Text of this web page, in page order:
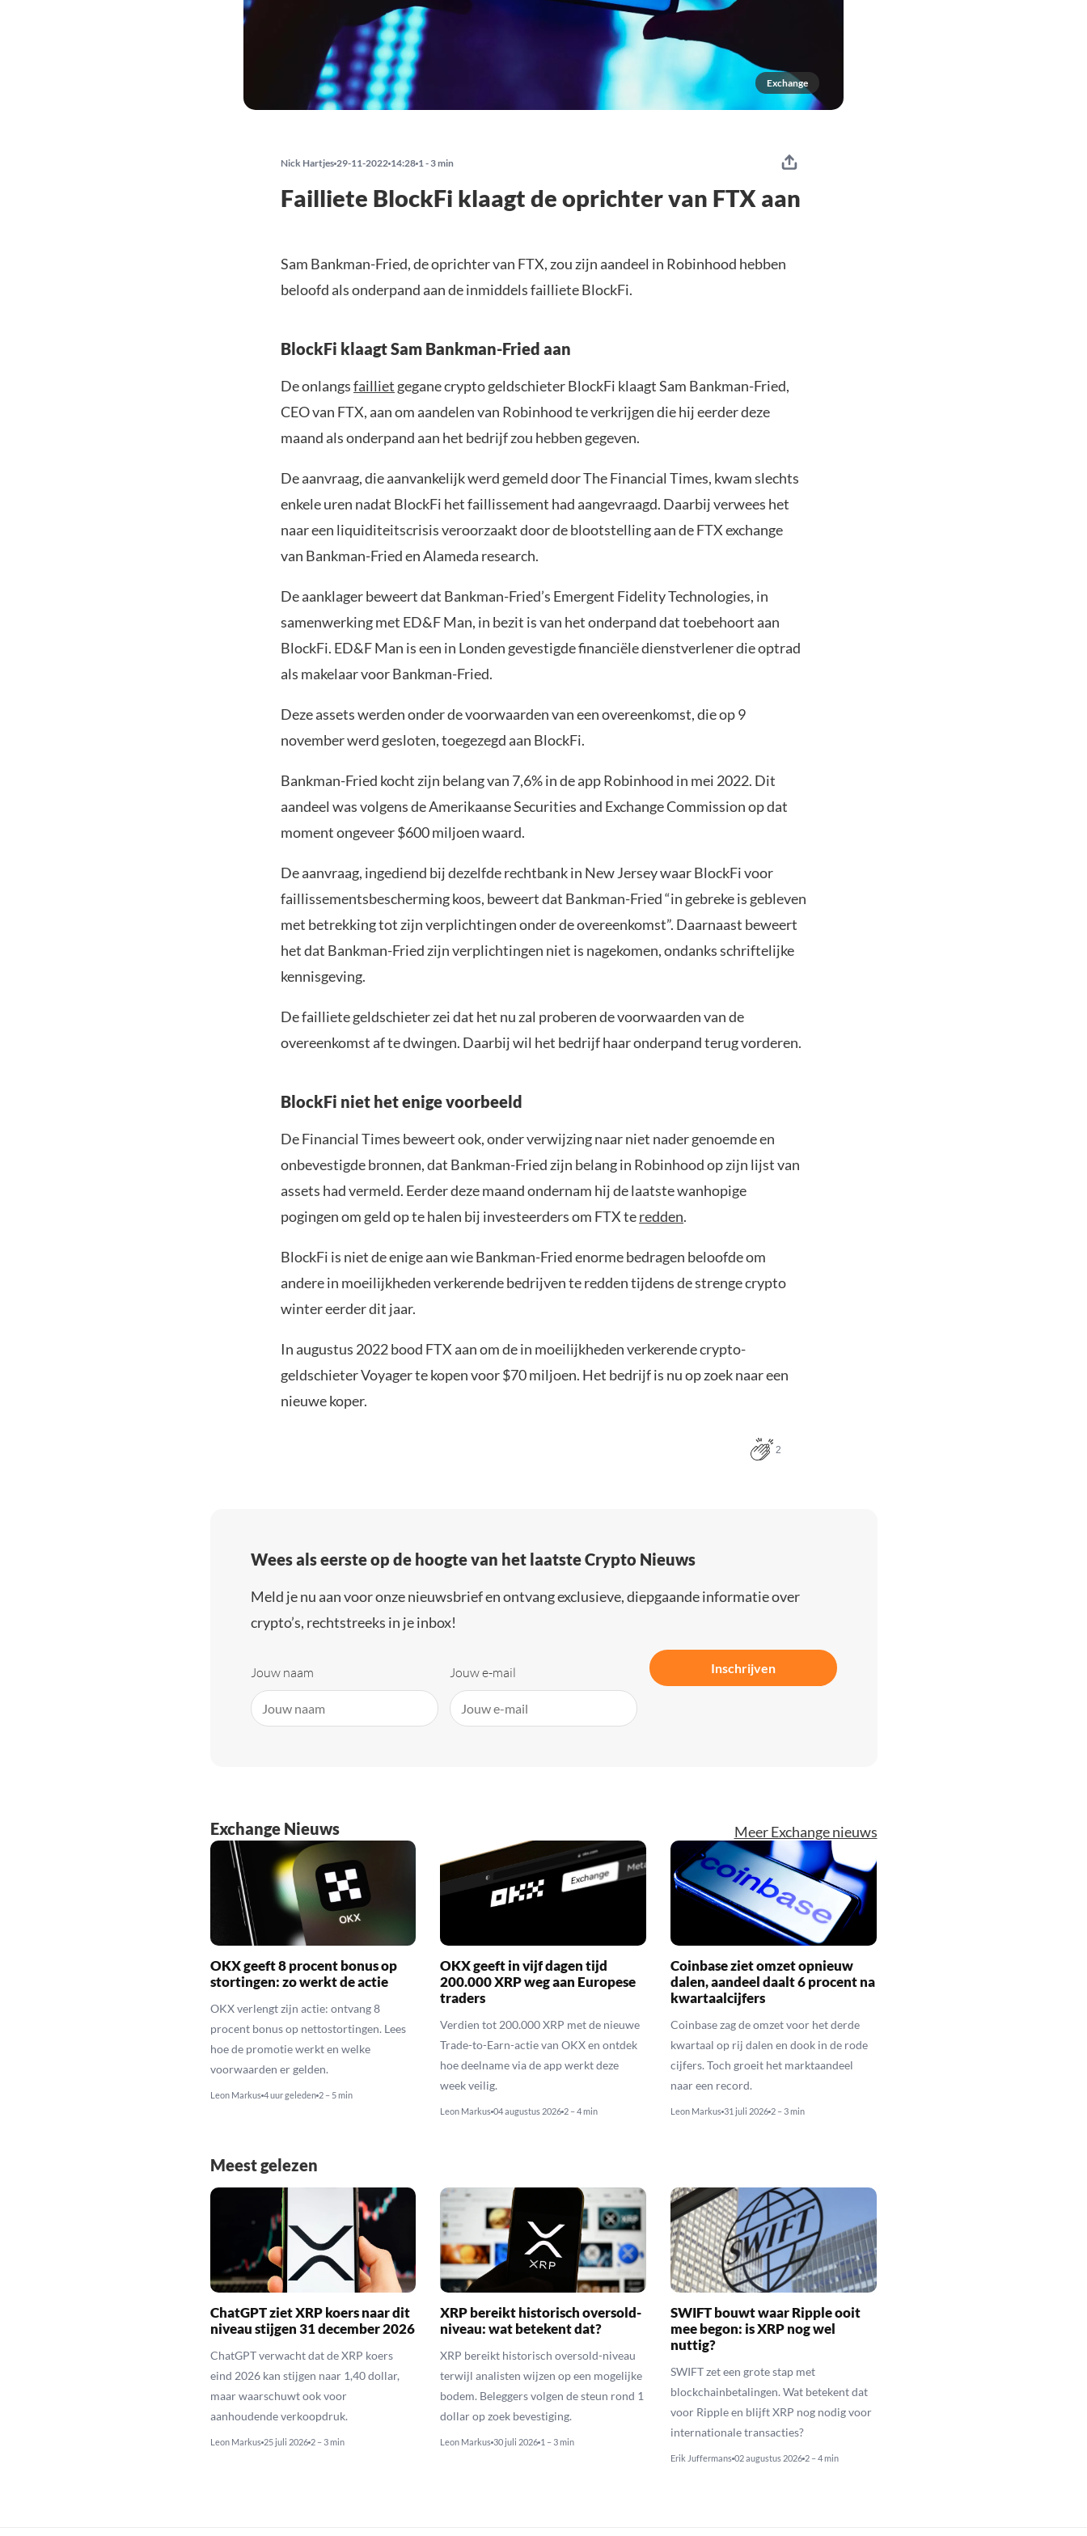
Exchange
Nick Hartjes 29-11-2022 14:28 1 - 3 min
Failliete BlockFi klaagt de oprichter van FTX aan
Sam Bankman-Fried, de oprichter van FTX, zou zijn aandeel in Robinhood hebben
beloofd als onderpand aan de inmiddels failliete BlockFi.
BlockFi klaagt Sam Bankman-Fried aan
De onlangsfailliet gegane crypto geldschieter BlockFi klaagt Sam Bankman-Fried,
CEO van FTX, aan om aandelen van Robinhood te verkrijgen die hij eerder deze
maand als onderpand aan het bedrijf zou hebben gegeven.
De aanvraag, die aanvankelijk werd gemeld door The Financial Times, kwam slechts
enkele uren nadat BlockFi het faillissement had aangevraagd. Daarbij verwees het
naar een liquiditeitscrisis veroorzaakt door de blootstelling aan de FTX exchange
van Bankman-Fried en Alameda research.
De aanklager beweert dat Bankman-Fried’s Emergent Fidelity Technologies, in
samenwerking met ED&F Man, in bezit is van het onderpand dat toebehoort aan
BlockFi. ED&F Man is een in Londen gevestigde financiële dienstverlener die optrad
als makelaar voor Bankman-Fried.
Deze assets werden onder de voorwaarden van een overeenkomst, die op 9
november werd gesloten, toegezegd aan BlockFi.
Bankman-Fried kocht zijn belang van 7,6% in de app Robinhood in mei 2022. Dit
aandeel was volgens de Amerikaanse Securities and Exchange Commission op dat
moment ongeveer $600 miljoen waard.
De aanvraag, ingediend bij dezelfde rechtbank in New Jersey waar BlockFi voor
faillissementsbescherming koos, beweert dat Bankman-Fried “in gebreke is gebleven
met betrekking tot zijn verplichtingen onder de overeenkomst”. Daarnaast beweert
het dat Bankman-Fried zijn verplichtingen niet is nagekomen, ondanks schriftelijke
kennisgeving.
De failliete geldschieter zei dat het nu zal proberen de voorwaarden van de
overeenkomst af te dwingen. Daarbij wil het bedrijf haar onderpand terug vorderen.
BlockFi niet het enige voorbeeld
De Financial Times beweert ook, onder verwijzing naar niet nader genoemde en
onbevestigde bronnen, dat Bankman-Fried zijn belang in Robinhood op zijn lijst van
assets had vermeld. Eerder deze maand ondernam hij de laatste wanhopige
pogingen om geld op te halen bij investeerders om FTX teredden.
BlockFi is niet de enige aan wie Bankman-Fried enorme bedragen beloofde om
andere in moeilijkheden verkerende bedrijven te redden tijdens de strenge crypto
winter eerder dit jaar.
In augustus 2022 bood FTX aan om de in moeilijkheden verkerende crypto-
geldschieter Voyager te kopen voor $70 miljoen. Het bedrijf is nu op zoek naar een
nieuwe koper.
2
Wees als eerste op de hoogte van het laatste Crypto Nieuws
Meld je nu aan voor onze nieuwsbrief en ontvang exclusieve, diepgaande informatie over
crypto’s, rechtstreeks in je inbox!
Jouw naam Jouw e-mail Inschrijven
Exchange Nieuws Meer Exchange nieuws
OKX geeft 8 procent bonus op
stortingen: zo werkt de actie
OKX verlengt zijn actie: ontvang 8
procent bonus op nettostortingen. Lees
hoe de promotie werkt en welke
voorwaarden er gelden.
Leon Markus 4 uur geleden 2 – 5 min
OKX geeft in vijf dagen tijd
200.000 XRP weg aan Europese
traders
Verdien tot 200.000 XRP met de nieuwe
Trade-to-Earn-actie van OKX en ontdek
hoe deelname via de app werkt deze
week veilig.
Leon Markus 04 augustus 2026 2 – 4 min
Coinbase ziet omzet opnieuw
dalen, aandeel daalt 6 procent na
kwartaalcijfers
Coinbase zag de omzet voor het derde
kwartaal op rij dalen en dook in de rode
cijfers. Toch groeit het marktaandeel
naar een record.
Leon Markus 31 juli 2026 2 – 3 min
Meest gelezen
ChatGPT ziet XRP koers naar dit
niveau stijgen 31 december 2026
ChatGPT verwacht dat de XRP koers
eind 2026 kan stijgen naar 1,40 dollar,
maar waarschuwt ook voor
aanhoudende verkoopdruk.
Leon Markus 25 juli 2026 2 – 3 min
XRP bereikt historisch oversold-
niveau: wat betekent dat?
XRP bereikt historisch oversold-niveau
terwijl analisten wijzen op een mogelijke
bodem. Beleggers volgen de steun rond 1
dollar op zoek bevestiging.
Leon Markus 30 juli 2026 1 – 3 min
SWIFT bouwt waar Ripple ooit
mee begon: is XRP nog wel
nuttig?
SWIFT zet een grote stap met
blockchainbetalingen. Wat betekent dat
voor Ripple en blijft XRP nog nodig voor
internationale transacties?
Erik Juffermans 02 augustus 2026 2 – 4 min